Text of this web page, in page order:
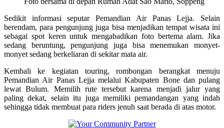
Sedikit informasi seputar Pemandian Air Panas Lejja. Selain
berendam, para pengunjung juga bisa menjadikan tempat wisata ini
sebagai spot keren untuk mengabadikan foto bertema alam. Jika
sedang beruntung, pengunjung juga bisa menemukan monyet-
monyet sedang berkeliaran di sekitar mata air.
Kembali ke kegiatan touring, rombongan berangkat menuju
Pemandian Air Panas Lejja melalui Kabupaten Bone dan pulang
lewat Bulum. Memilih rute tersebut karena menjadi jalur yang
paling dekat, selain itu juga memiliki pemandangan yang indah
sehingga tidak membuat para riders jenuh saat berada di atas motor.